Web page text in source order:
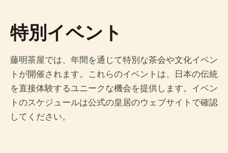
特別イベント
藤明茶屋では、年間を通じて特別な茶会や文化イベン
トが開催されます。これらのイベントは、日本の伝統
を直接体験するユニークな機会を提供します。イベン
トのスケジュールは公式の皇居のウェブサイトで確認
してください。